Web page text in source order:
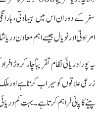
سفر کے دوران اس میں ہیماوتی،
امراوتی اور نویال جیسے اہم معاون
یہ پورا دریائی نظام تقریباً چار کروڑ
زرعی علاقوں کو سیراب کرتا ہے اور
پینے کا پانی فراہم کرتا ہے۔ بہت کم